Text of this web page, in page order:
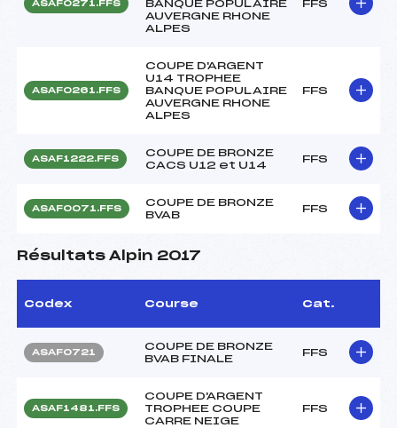
ASAF0271.FFS
BANQUE POPULAIRE
AUVERGNE RHONE
ALPES
FFS
ASAF0261.FFS
COUPE D'ARGENT
U14 TROPHEE
BANQUE POPULAIRE
AUVERGNE RHONE
ALPES
FFS
ASAF1222.FFS
COUPE DE BRONZE
CACS U12 et U14
FFS
ASAF0071.FFS
COUPE DE BRONZE
BVAB
FFS
Résultats Alpin 2017
Codex Course Cat.
ASAF0721
COUPE DE BRONZE
BVAB FINALE
FFS
ASAF1481.FFS
COUPE D'ARGENT
TROPHEE COUPE
CARRE NEIGE
FFS